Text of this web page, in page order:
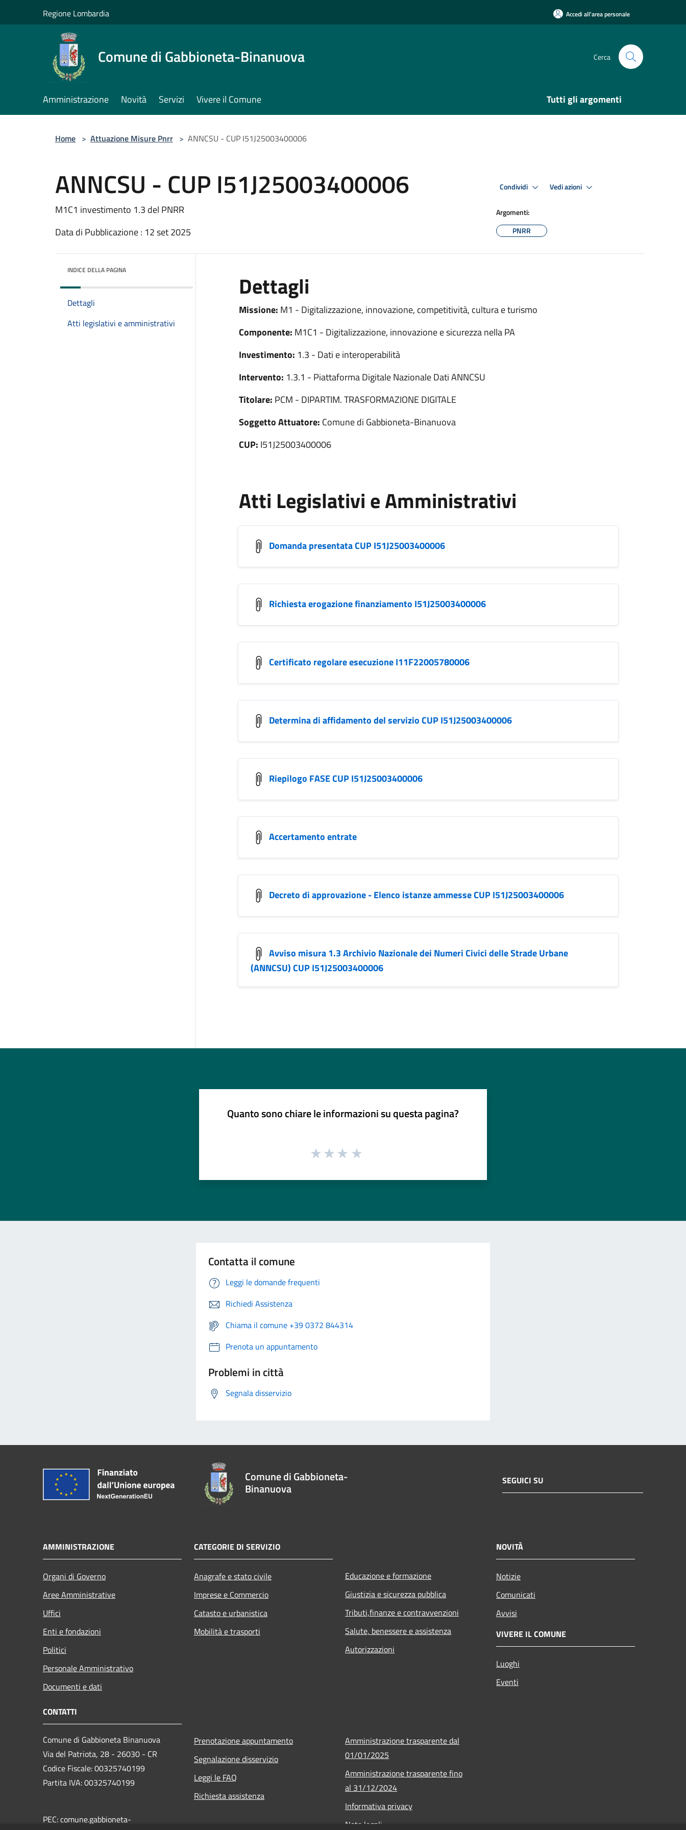
Regione Lombardia Accedi all'area personale
Comune di Gabbioneta-Binanuova Cerca
Amministrazione Novità Servizi Vivere il Comune Tutti gli argomenti
Home > Attuazione Misure Pnrr > ANNCSU - CUP I51J25003400006
ANNCSU - CUP I51J25003400006
M1C1 investimento 1.3 del PNRR
Data di Pubblicazione : 12 set 2025
Condividi Vedi azioni
Argomenti:
PNRR
INDICE DELLA PAGINA
Dettagli
Atti legislativi e amministrativi
Dettagli
Missione: M1 - Digitalizzazione, innovazione, competitività, cultura e turismo
Componente: M1C1 - Digitalizzazione, innovazione e sicurezza nella PA
Investimento: 1.3 - Dati e interoperabilità
Intervento: 1.3.1 - Piattaforma Digitale Nazionale Dati ANNCSU
Titolare: PCM - DIPARTIM. TRASFORMAZIONE DIGITALE
Soggetto Attuatore: Comune di Gabbioneta-Binanuova
CUP: I51J25003400006
Atti Legislativi e Amministrativi
Domanda presentata CUP I51J25003400006
Richiesta erogazione finanziamento I51J25003400006
Certificato regolare esecuzione I11F22005780006
Determina di affidamento del servizio CUP I51J25003400006
Riepilogo FASE CUP I51J25003400006
Accertamento entrate
Decreto di approvazione - Elenco istanze ammesse CUP I51J25003400006
Avviso misura 1.3 Archivio Nazionale dei Numeri Civici delle Strade Urbane
(ANNCSU) CUP I51J25003400006
Quanto sono chiare le informazioni su questa pagina?
Contatta il comune
Leggi le domande frequenti
Richiedi Assistenza
Chiama il comune +39 0372 844314
Prenota un appuntamento
Problemi in città
Segnala disservizio
Comune di Gabbioneta-
Binanuova
SEGUICI SU
AMMINISTRAZIONE
Organi di Governo
Aree Amministrative
Uffici
Enti e fondazioni
Politici
Personale Amministrativo
Documenti e dati
CATEGORIE DI SERVIZIO
Anagrafe e stato civile
Imprese e Commercio
Catasto e urbanistica
Mobilità e trasporti
Educazione e formazione
Giustizia e sicurezza pubblica
Tributi,finanze e contravvenzioni
Salute, benessere e assistenza
Autorizzazioni
NOVITÀ
Notizie
Comunicati
Avvisi
VIVERE IL COMUNE
Luoghi
Eventi
CONTATTI
Comune di Gabbioneta Binanuova
Via del Patriota, 28 - 26030 - CR
Codice Fiscale: 00325740199
Partita IVA: 00325740199
PEC: comune.gabbioneta-
Prenotazione appuntamento
Segnalazione disservizio
Leggi le FAQ
Richiesta assistenza
Amministrazione trasparente dal
01/01/2025
Amministrazione trasparente fino
al 31/12/2024
Informativa privacy
Note legali